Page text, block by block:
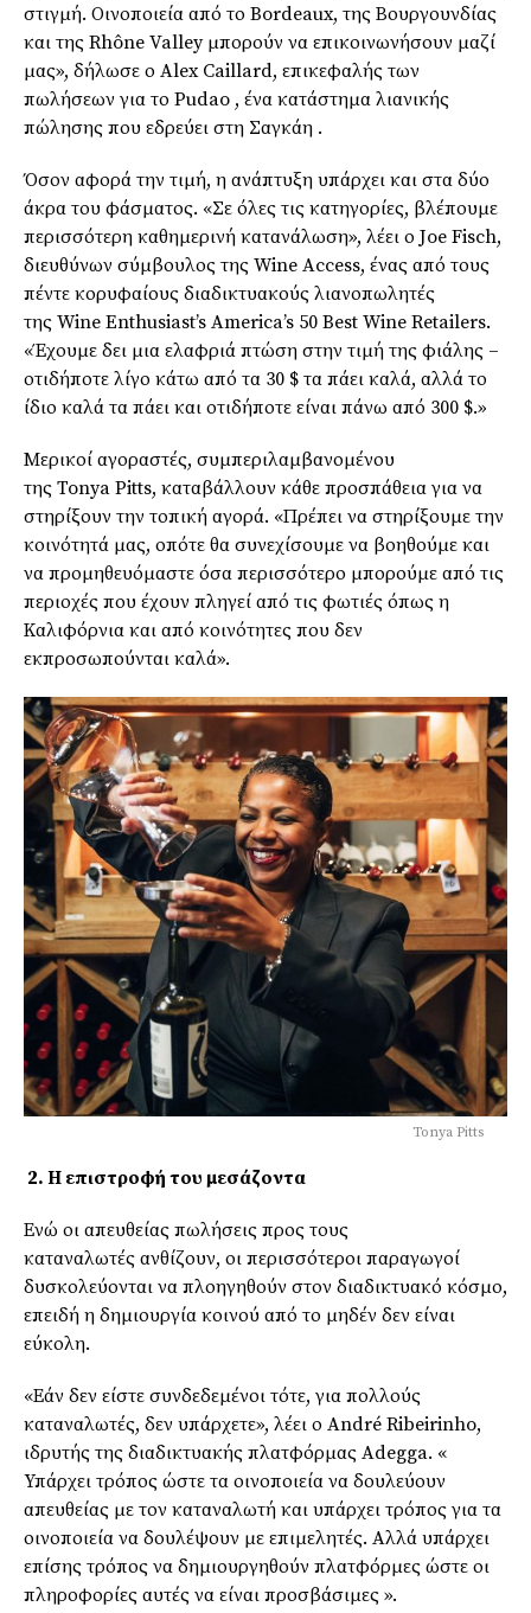
στιγμή. Οινοποιεία από το Bordeaux, της Βουργουνδίας
και της Rhône Valleyμπορούν να επικοινωνήσουν μαζί
μας», δήλωσε ο Alex Caillard, επικεφαλής των
πωλήσεων για το Pudao , ένα κατάστημα λιανικής
πώλησης που εδρεύει στη Σαγκάη .
Όσον αφορά την τιμή, η ανάπτυξη υπάρχει και στα δύο
άκρα του φάσματος. «Σε όλες τις κατηγορίες, βλέπουμε
περισσότερη καθημερινή κατανάλωση», λέει ο Joe Fisch,
διευθύνων σύμβουλος της Wine Access, ένας από τους
πέντε κορυφαίους διαδικτυακούς λιανοπωλητές
της Wine Enthusiast’s America’s 50 Best Wine Retailers.
«Έχουμε δει μια ελαφριά πτώση στην τιμή της φιάλης –
οτιδήποτε λίγο κάτω από τα 30 $ τα πάει καλά, αλλά το
ίδιο καλά τα πάει και οτιδήποτε είναι πάνω από 300 $.»
Μερικοί αγοραστές, συμπεριλαμβανομένου
της Tonya Pitts, καταβάλλουν κάθε προσπάθεια για να
στηρίξουν την τοπική αγορά. «Πρέπει να στηρίξουμε την
κοινότητά μας, οπότε θα συνεχίσουμε να βοηθούμε και
να προμηθευόμαστε όσα περισσότερο μπορούμε από τις
περιοχές που έχουν πληγεί από τις φωτιές όπως η
Καλιφόρνια και από κοινότητες που δεν
εκπροσωπούνται καλά».
Tonya Pitts
2. Η επιστροφή του μεσάζοντα
Ενώ οι απευθείας πωλήσεις προς τους
καταναλωτές ανθίζουν, οι περισσότεροι παραγωγοί
δυσκολεύονται να πλοηγηθούν στον διαδικτυακό κόσμο,
επειδή η δημιουργία κοινού από το μηδέν δεν είναι
εύκολη.
«Εάν δεν είστε συνδεδεμένοι τότε, για πολλούς
καταναλωτές, δεν υπάρχετε», λέει ο André Ribeirinho,
ιδρυτής της διαδικτυακής πλατφόρμας Adegga. «
Υπάρχει τρόπος ώστε τα οινοποιεία να δουλεύουν
απευθείας με τον καταναλωτή και υπάρχει τρόπος για τα
οινοποιεία να δουλέψουν με επιμελητές. Αλλά υπάρχει
επίσης τρόπος να δημιουργηθούν πλατφόρμες ώστε οι
πληροφορίες αυτές να είναι προσβάσιμες ».